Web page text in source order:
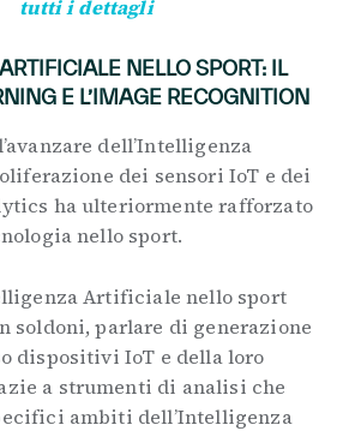
tutti i dettagli
NELLO SPORT: IL
E L’IMAGE RECOGNITION
dell’Intelligenza
dei sensori IoT e dei
ha ulteriormente rafforzato
nello sport.
Artificiale nello sport
soldoni, parlare di generazione
dispositivi IoT e della loro
a strumenti di analisi che
ambiti dell’Intelligenza